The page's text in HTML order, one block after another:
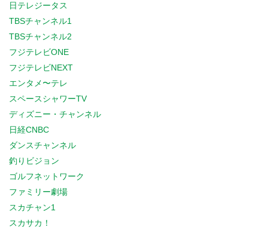
日テレジータス
TBSチャンネル1
TBSチャンネル2
フジテレビONE
フジテレビNEXT
エンタメ〜テレ
スペースシャワーTV
ディズニー・チャンネル
日経CNBC
ダンスチャンネル
釣りビジョン
ゴルフネットワーク
ファミリー劇場
スカチャン1
スカサカ！